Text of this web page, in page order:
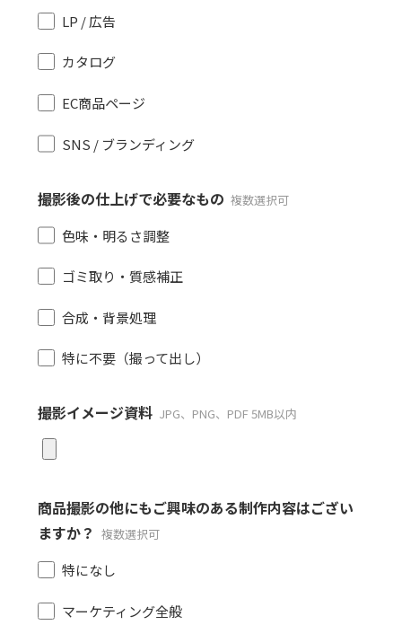
LP / 広告
カタログ
EC商品ページ
SNS / ブランディング
撮影後の仕上げで必要なもの 複数選択可
色味・明るさ調整
ゴミ取り・質感補正
合成・背景処理
特に不要（撮って出し）
撮影イメージ資料 JPG、PNG、PDF 5MB以内
商品撮影の他にもご興味のある制作内容はござい
ますか？ 複数選択可
特になし
マーケティング全般